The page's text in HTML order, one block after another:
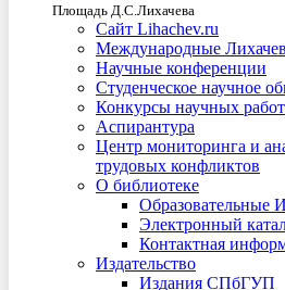
Площадь Д.С.Лихачева
Сайт Lihachev.ru
Международные
Научные конференции
Студенческое научное
Конкурсы научных работ
Аспирантура
Центр мониторинга и
трудовых конфликтов
О библиотеке
Образовательные
Электронный
Контактная
Издательство
Издания СПбГУП